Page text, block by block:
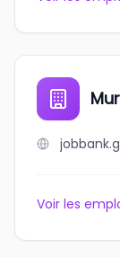
Voir les